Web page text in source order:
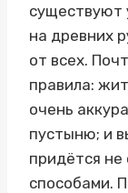
существуют
на древних
от всех.
правила:
очень
пустыню; и
придётся не
способами.